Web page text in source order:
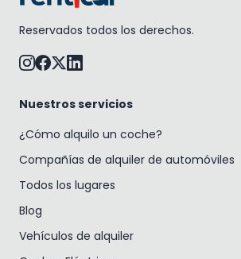
Reservados todos los derechos.
Nuestros servicios
¿Cómo alquilo un coche?
Compañías de alquiler de automóviles
Todos los lugares
Blog
Vehículos de alquiler